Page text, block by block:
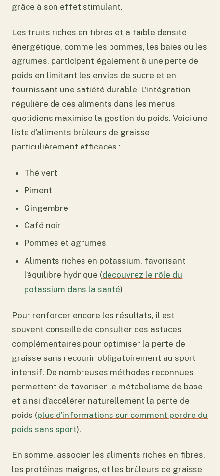
grâce à son effet stimulant.
Les fruits riches en fibres et à faible densité
énergétique, comme les pommes, les baies ou les
agrumes, participent également à une perte de
poids en limitant les envies de sucre et en
fournissant une satiété durable. L’intégration
régulière de ces aliments dans les menus
quotidiens maximise la gestion du poids. Voici une
liste d’aliments brûleurs de graisse
particulièrement efficaces :
Thé vert
Piment
Gingembre
Café noir
Pommes et agrumes
Aliments riches en potassium, favorisant
l’équilibre hydrique (découvrez le rôle du
potassium dans la santé)
Pour renforcer encore les résultats, il est
souvent conseillé de consulter des astuces
complémentaires pour optimiser la perte de
graisse sans recourir obligatoirement au sport
intensif. De nombreuses méthodes reconnues
permettent de favoriser le métabolisme de base
et ainsi d’accélérer naturellement la perte de
poids (plus d’informations sur comment perdre du
poids sans sport).
En somme, associer les aliments riches en fibres,
les protéines maigres, et les brûleurs de graisse